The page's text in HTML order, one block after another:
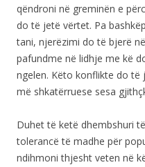
qëndroni në greminën e
do të jetë vërtet. Pa
tani, njerëzimi do të bjerë
pafundme në lidhje me kë
ngelen. Këto konflikte do të
më shkatërruese sesa
Duhet të ketë dhembshuri
tolerancë të madhe për
ndihmoni thjesht veten në